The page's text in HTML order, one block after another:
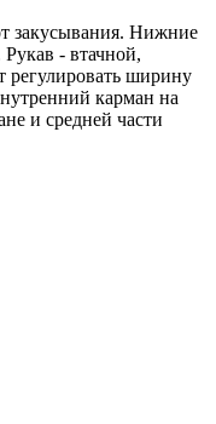
закусывания. Нижние
- втачной,
регулировать ширину
карман на
и средней части